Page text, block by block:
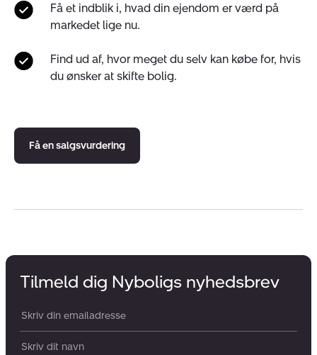
Få et indblik i, hvad din ejendom er værd på
markedet lige nu.
Find ud af, hvor meget du selv kan købe for, hvis
du ønsker at skifte bolig.
Få en salgsvurdering
Tilmeld dig Nyboligs nyhedsbrev
Din email:
Dit navn: